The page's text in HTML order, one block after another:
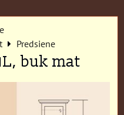
Predsiene
buk mat